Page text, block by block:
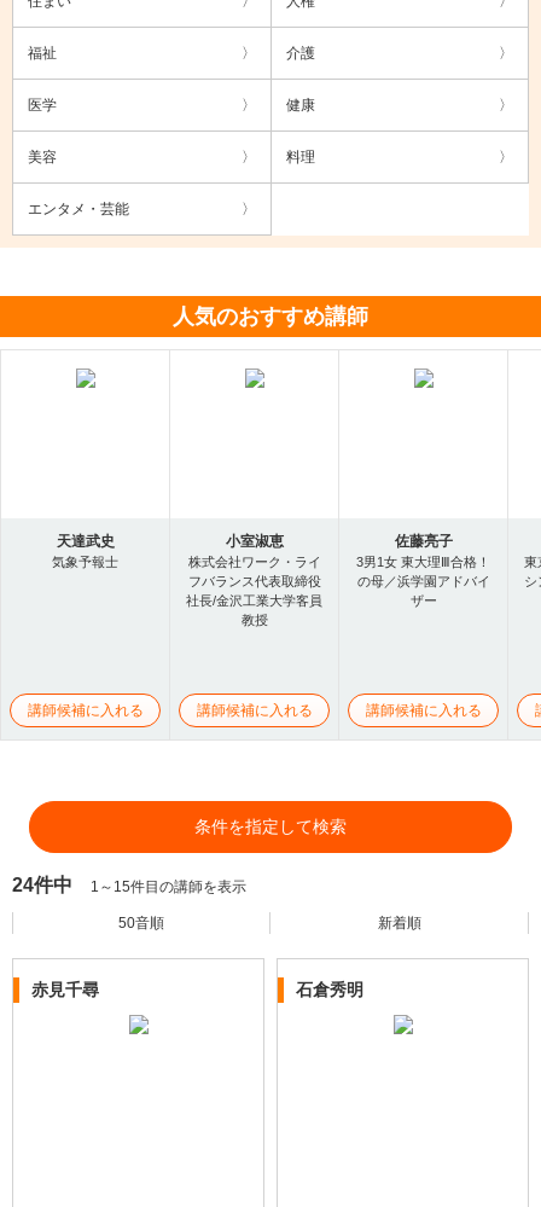
福祉 介護
医学 健康
美容 料理
エンタメ・芸能
人気のおすすめ講師
天達武史
気象予報士
講師候補に入れる
小室淑恵
株式会社ワーク・ライ
フバランス代表取締役
社長/金沢工業大学客員
教授
講師候補に入れる
佐藤亮子
3男1女 東大理Ⅲ合格！
の母／浜学園アドバイ
ザー
講師候補に入れる
東
シ
条件を指定して検索
24件中 1～15件目の講師を表示
50音順 新着順
赤見千尋 石倉秀明